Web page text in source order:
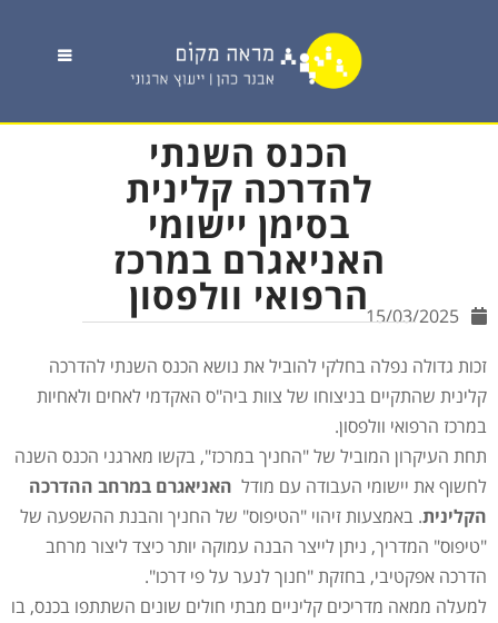
הכנס השנתי
להדרכה קלינית
בסימן יישומי
האניאגרם במרכז
הרפואי וולפסון15/03/2025
זכות גדולה נפלה בחלקי להוביל את נושא הכנס השנתי להדרכה
קלינית שהתקיים בניצוחו של צוות ביה"ס האקדמי לאחים ולאחיות
במרכז הרפואי וולפסון.
תחת העיקרון המוביל של "החניך במרכז", בקשו מארגני הכנס השנה
לחשוף את יישומי העבודה עם מודל האניאגרם במרחב ההדרכה
הקלינית. באמצעות זיהוי "הטיפוס" של החניך והבנת ההשפעה של
"טיפוס" המדריך, ניתן לייצר הבנה עמוקה יותר כיצד ליצור מרחב
הדרכה אפקטיבי, בחזקת "חנוך לנער על פי דרכו".
למעלה ממאה מדריכים קליניים מבתי חולים שונים השתתפו בכנס, בו